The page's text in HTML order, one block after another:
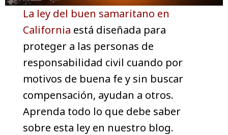
La ley del buen samaritano en
California está diseñada para
proteger a las personas de
responsabilidad civil cuando por
motivos de buena fe y sin buscar
compensación, ayudan a otros.
Aprenda todo lo que debe saber
sobre esta ley en nuestro blog.